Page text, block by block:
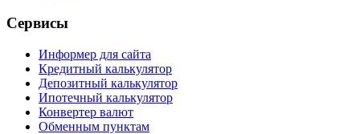
Сервисы
Информер для сайта
Кредитный калькулятор
Депозитный калькулятор
Ипотечный калькулятор
Конвертер валют
Обменным пунктам